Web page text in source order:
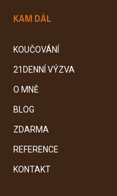
KAM DÁL
KOUČOVÁNÍ
21DENNÍ VÝZVA
O MNĚ
BLOG
ZDARMA
REFERENCE
KONTAKT